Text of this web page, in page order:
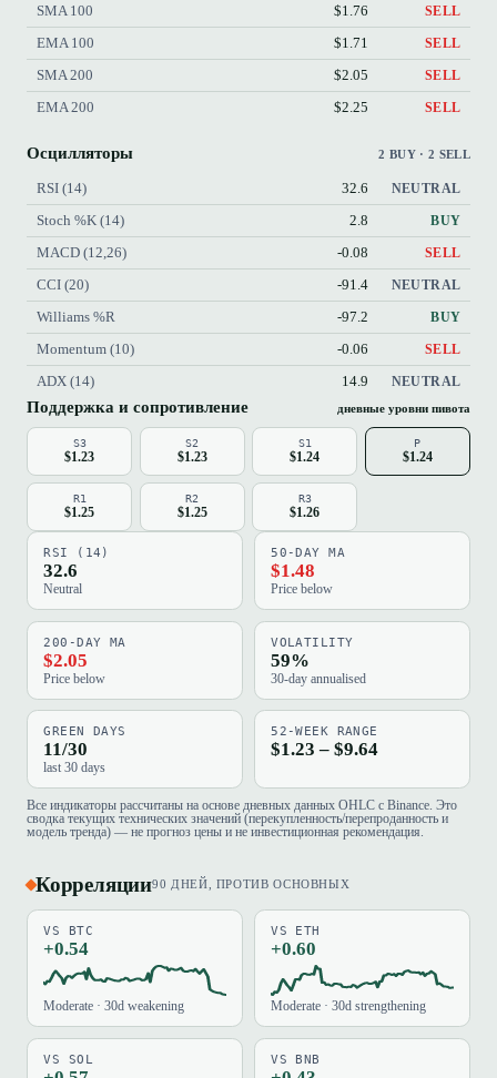
SMA 100 $1.76 SELL
EMA 100 $1.71 SELL
SMA 200 $2.05 SELL
EMA 200 $2.25 SELL
Осцилляторы 2 BUY · 2 SELL
RSI (14) 32.6 NEUTRAL
Stoch %K (14) 2.8 BUY
MACD (12,26) -0.08 SELL
CCI (20) -91.4 NEUTRAL
Williams %R -97.2 BUY
Momentum (10) -0.06 SELL
ADX (14) 14.9 NEUTRAL
Поддержка и сопротивление дневные уровни пивота
S3
$1.23
S2
$1.23
S1
$1.24
P
$1.24
R1
$1.25
R2
$1.25
R3
$1.26
RSI (14)
32.6
Neutral
50-DAY MA
$1.48
Price below
200-DAY MA
$2.05
Price below
VOLATILITY
59%
30-day annualised
GREEN DAYS
11/30
last 30 days
52-WEEK RANGE
$1.23 – $9.64
Все индикаторы рассчитаны на основе дневных данных OHLC с Binance. Это
сводка текущих технических значений (перекупленность/перепроданность и
модель тренда) — не прогноз цены и не инвестиционная рекомендация.
Корреляции90 ДНЕЙ, ПРОТИВ ОСНОВНЫХ
VS BTC
+0.54
Moderate · 30d weakening
VS ETH
+0.60
Moderate · 30d strengthening
VS SOL VS BNB